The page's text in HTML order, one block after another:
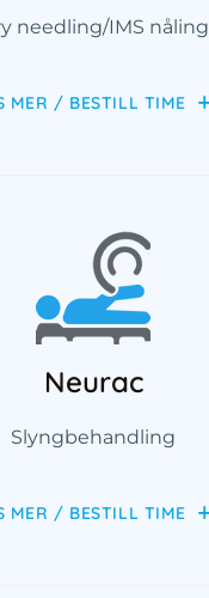
needling/IMS nåling
MER / BESTILL TIME
Neurac
Slyngbehandling
MER / BESTILL TIME